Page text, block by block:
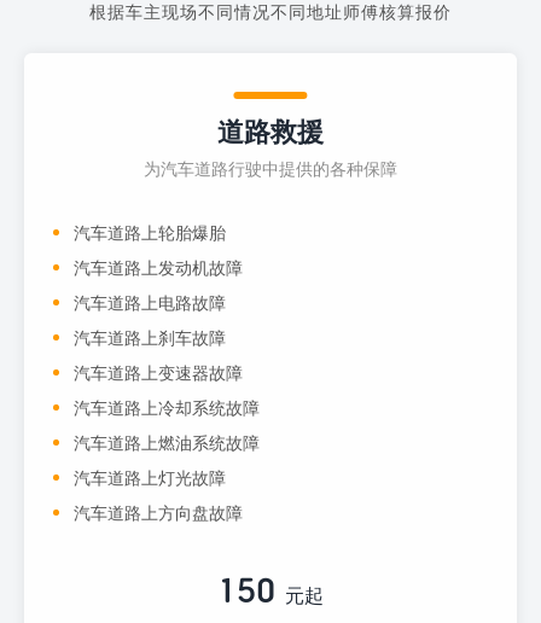
根据车主现场不同情况不同地址师傅核算报价
道路救援
为汽车道路行驶中提供的各种保障
汽车道路上轮胎爆胎
汽车道路上发动机故障
汽车道路上电路故障
汽车道路上刹车故障
汽车道路上变速器故障
汽车道路上冷却系统故障
汽车道路上燃油系统故障
汽车道路上灯光故障
汽车道路上方向盘故障
150 元起